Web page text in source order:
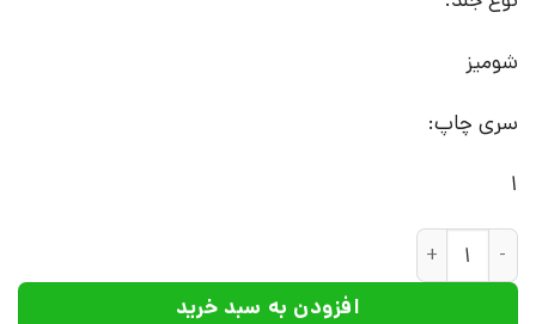
شومیز
سری چاپ:
1
کتاب جنون محض | انتشارات افراز عدد
افزودن به سبد خرید